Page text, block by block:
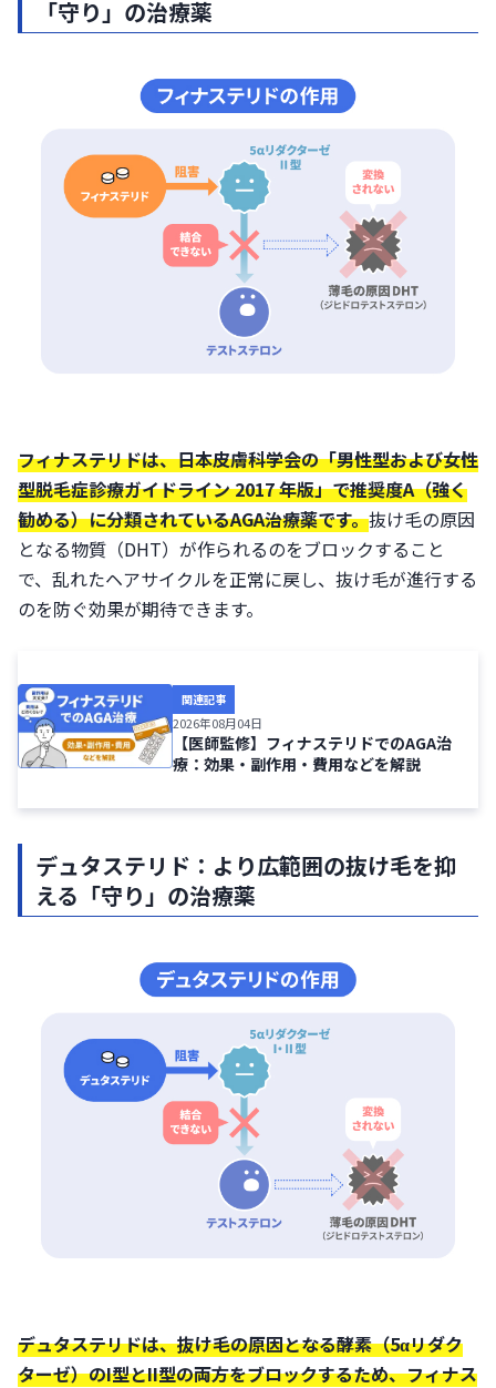
「守り」の治療薬
フィナステリドは、日本皮膚科学会の「男性型および女性
型脱毛症診療ガイドライン 2017 年版」で推奨度A（強く
勧める）に分類されているAGA治療薬です。抜け毛の原因
となる物質（DHT）が作られるのをブロックすること
で、乱れたヘアサイクルを正常に戻し、抜け毛が進行する
のを防ぐ効果が期待できます。
関連記事
2026年08月04日
【医師監修】フィナステリドでのAGA治
療：効果・副作用・費用などを解説
デュタステリド：より広範囲の抜け毛を抑
える「守り」の治療薬
デュタステリドは、抜け毛の原因となる酵素（5αリダク
ターゼ）のI型とII型の両方をブロックするため、フィナス